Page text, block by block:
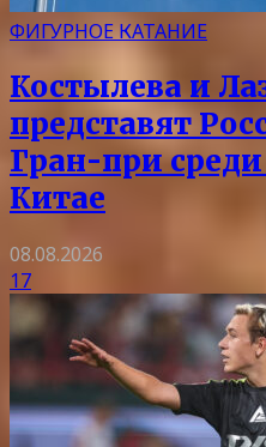
ФИГУРНОЕ КАТАНИЕ
Костылева и
представят
Гран-при
Китае
08.08.2026
17